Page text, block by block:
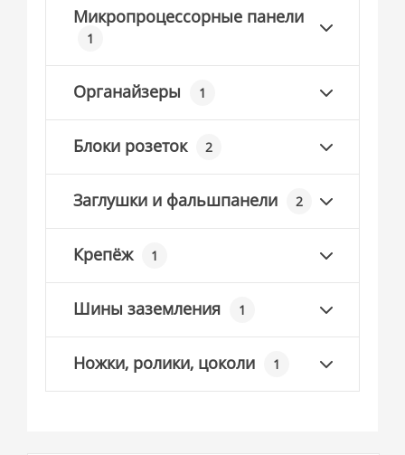
Микропроцессорные панели
1
Органайзеры 1
Блоки розеток 2
Заглушки и фальшпанели 2
Крепёж 1
Шины заземления 1
Ножки, ролики, цоколи 1